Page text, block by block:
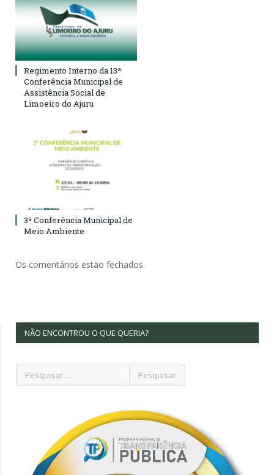
Regimento Interno da 13ª
Conferência Municipal de
Assistência Social de
Limoeiro do Ajuru
3ª Conferência Municipal de
Meio Ambiente
Os comentários estão fechados.
NÃO ENCONTROU O QUE QUERIA?